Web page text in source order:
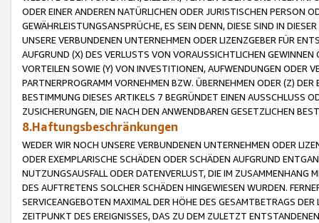
ODER EINER ANDEREN NATÜRLICHEN ODER JURISTISCHEN PERSON
GEWÄHRLEISTUNGSANSPRÜCHE, ES SEIN DENN, DIESE SIND IN
UNSERE VERBUNDENEN UNTERNEHMEN ODER LIZENZGEBER FÜR
AUFGRUND (X) DES VERLUSTS VON VORAUSSICHTLICHEN
VORTEILEN SOWIE (Y) VON INVESTITIONEN, AUFWENDUNGEN ODER
PARTNERPROGRAMM VORNEHMEN BZW. ÜBERNEHMEN ODER (Z)
BESTIMMUNG DIESES ARTIKELS 7 BEGRÜNDET EINEN AUSSCHLUSS
ZUSICHERUNGEN, DIE NACH DEN ANWENDBAREN GESETZLICHEN
8.Haftungsbeschränkungen
WEDER WIR NOCH UNSERE VERBUNDENEN UNTERNEHMEN ODER
ODER EXEMPLARISCHE SCHÄDEN ODER SCHÄDEN AUFGRUND
NUTZUNGSAUSFALL ODER DATENVERLUST, DIE IM ZUSAMMENHANG
DES AUFTRETENS SOLCHER SCHÄDEN HINGEWIESEN WURDEN.
SERVICEANGEBOTEN MAXIMAL DER HÖHE DES GESAMTBETRAGS
ZEITPUNKT DES EREIGNISSES, DAS ZU DEM ZULETZT